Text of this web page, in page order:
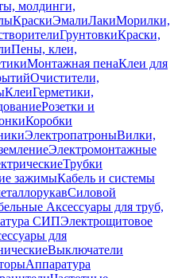
молдинги,
КраскиЭмалиЛакиМорилки,
ГрунтовкиКраски,
Пены, клеи,
Монтажная пенаКлеи для
Очистители,
КлеиГерметики,
Розетки и
Коробки
ЭлектропатроныВилки,
Электромонтажные
Трубки
зажимыКабель и системы
Силовой
Аксессуары для труб,
СИПЭлектрощитовое
для
Выключатели
Аппаратура